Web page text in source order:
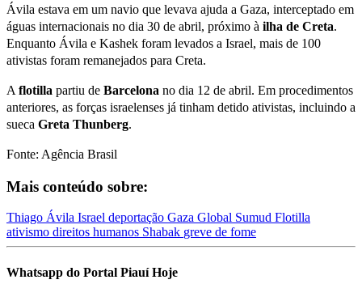
Ávila estava em um navio que levava ajuda a Gaza, interceptado em
águas internacionais no dia 30 de abril, próximo à ilha de Creta.
Enquanto Ávila e Kashek foram levados a Israel, mais de 100
ativistas foram remanejados para Creta.
A flotilla partiu de Barcelona no dia 12 de abril. Em procedimentos
anteriores, as forças israelenses já tinham detido ativistas, incluindo a
sueca Greta Thunberg.
Fonte: Agência Brasil
Mais conteúdo sobre:
Thiago Ávila Israel deportação Gaza Global Sumud Flotilla
ativismo direitos humanos Shabak greve de fome
Whatsapp do Portal Piauí Hoje